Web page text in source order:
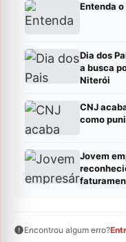
Entenda
Dia dos
a busca
Niterói
CNJ
como
Jovem
Encontrou algum erro?